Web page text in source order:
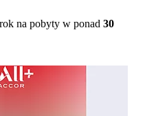
na pobyty w ponad 30